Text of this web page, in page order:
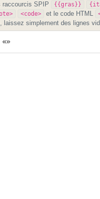
raccourcis SPIP
{{gras}}
<code> et le code HTML
laissez simplement des lignes